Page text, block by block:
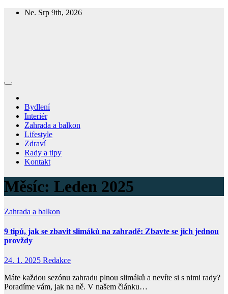
Skip
Ne. Srp 9th, 2026
Bydlení
Interiér
Zahrada a balkon
Lifestyle
Zdraví
Rady a tipy
Kontakt
Měsíc: Leden 2025
Zahrada a balkon
9 tipů, jak se zbavit slimáků na zahradě: Zbavte se jich jednou
provždy
24. 1. 2025 Redakce
Máte každou sezónu zahradu plnou slimáků a nevíte si s nimi rady?
Poradíme vám, jak na ně. V našem článku…